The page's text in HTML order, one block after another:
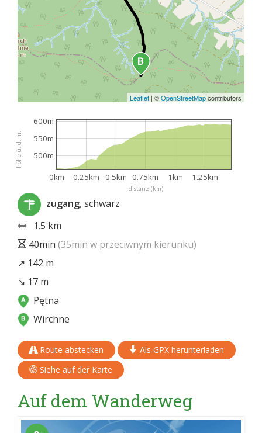
Leaflet | ©OpenStreetMapcontributors
distanz (km)
höhe ü. d. m.
0km 0.25km 0.5km 0.75km 1km 1.25km
500m
550m
600m
zugang, schwarz
1.5 km
40min (35min w przeciwnym kierunku)
↗ 142 m
↘ 17 m
Pętna
Wirchne
Route abstecken
Als GPX herunterladen
Siehe auf der Karte
Auf dem Wanderweg